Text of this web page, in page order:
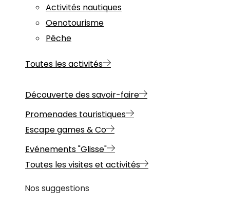
Activités nautiques
Oenotourisme
Pêche
Toutes les activités
Découverte des savoir-faire
Promenades touristiques
Escape games & Co
Evénements "Glisse"
Toutes les visites et activités
Nos suggestions